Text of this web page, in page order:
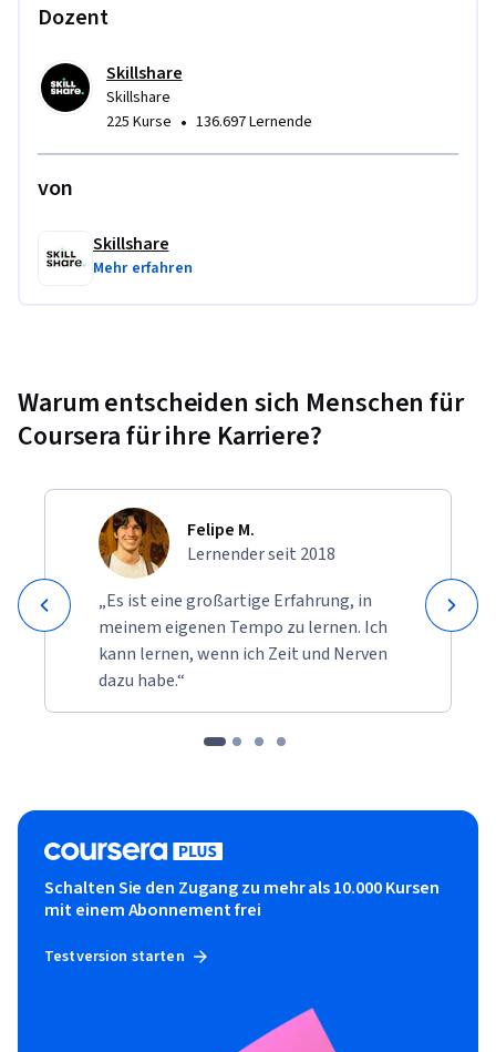
Dozent
Skillshare
Skillshare
225 Kurse • 136.697 Lernende
von
Skillshare
Mehr erfahren
Warum entscheiden sich Menschen für
Coursera für ihre Karriere?
Felipe M.
Lernender seit 2018
„Es ist eine großartige Erfahrung, in
meinem eigenen Tempo zu lernen. Ich
kann lernen, wenn ich Zeit und Nerven
dazu habe.“
Schalten Sie den Zugang zu mehr als 10.000 Kursen
mit einem Abonnement frei
Testversion starten